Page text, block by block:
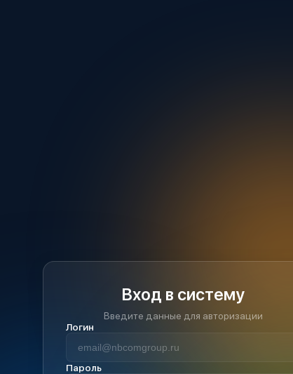
Вход в систему
Введите данные для авторизации
Логин
Пароль